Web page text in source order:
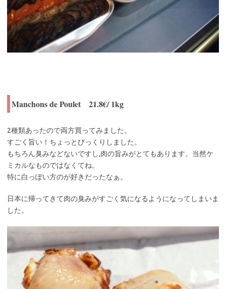
Manchons de Poulet 21.8€/ 1kg
2種類あったので両方買ってみました。
すごく旨い！ちょっとびっくりしました。
もちろん臭みなどないですし,肉の旨みがとてもあります。当然ケ
ミカルなものではなくてね。
特に白っぽい方のが好きだったなぁ。
日本に帰ってきて肉の臭みがすごく気になるようになってしまいま
した。